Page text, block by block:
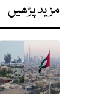
مزید پڑھیں